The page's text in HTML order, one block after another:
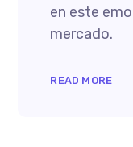
en este
mercado.
READ MORE